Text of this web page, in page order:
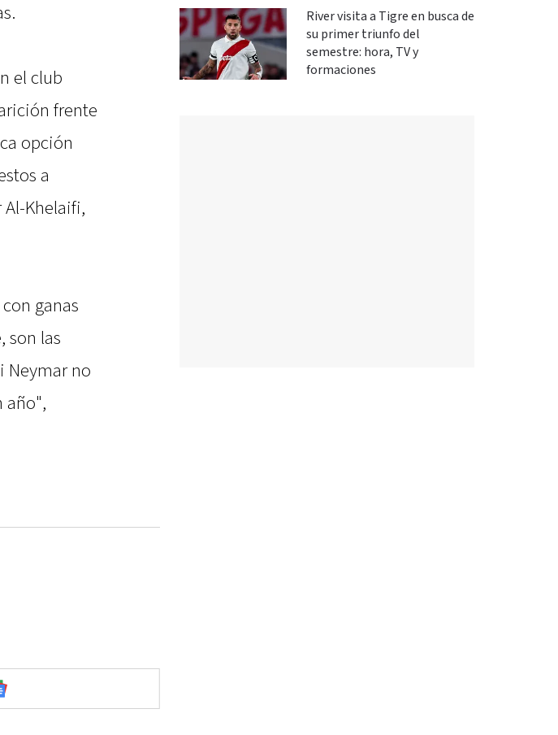
el club
frente
opción
a
Khelaifi,
ganas
son las
Neymar no
año",
River visita a Tigre en busca de
su primer triunfo del
semestre: hora, TV y
formaciones